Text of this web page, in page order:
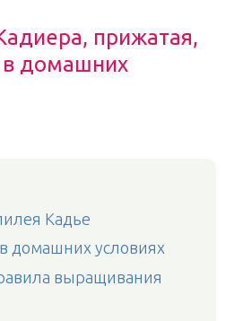
прижатая,
домашних
Кадье
домашних условиях
выращивания